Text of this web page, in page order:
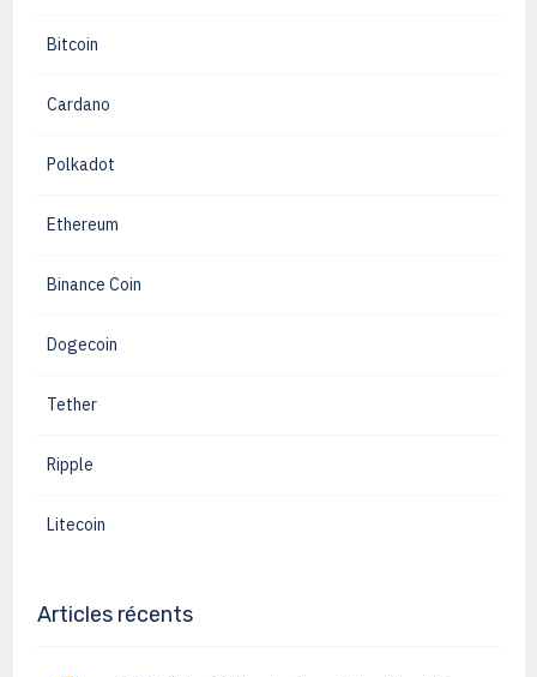
Bitcoin
Cardano
Polkadot
Ethereum
Binance Coin
Dogecoin
Tether
Ripple
Litecoin
Articles récents